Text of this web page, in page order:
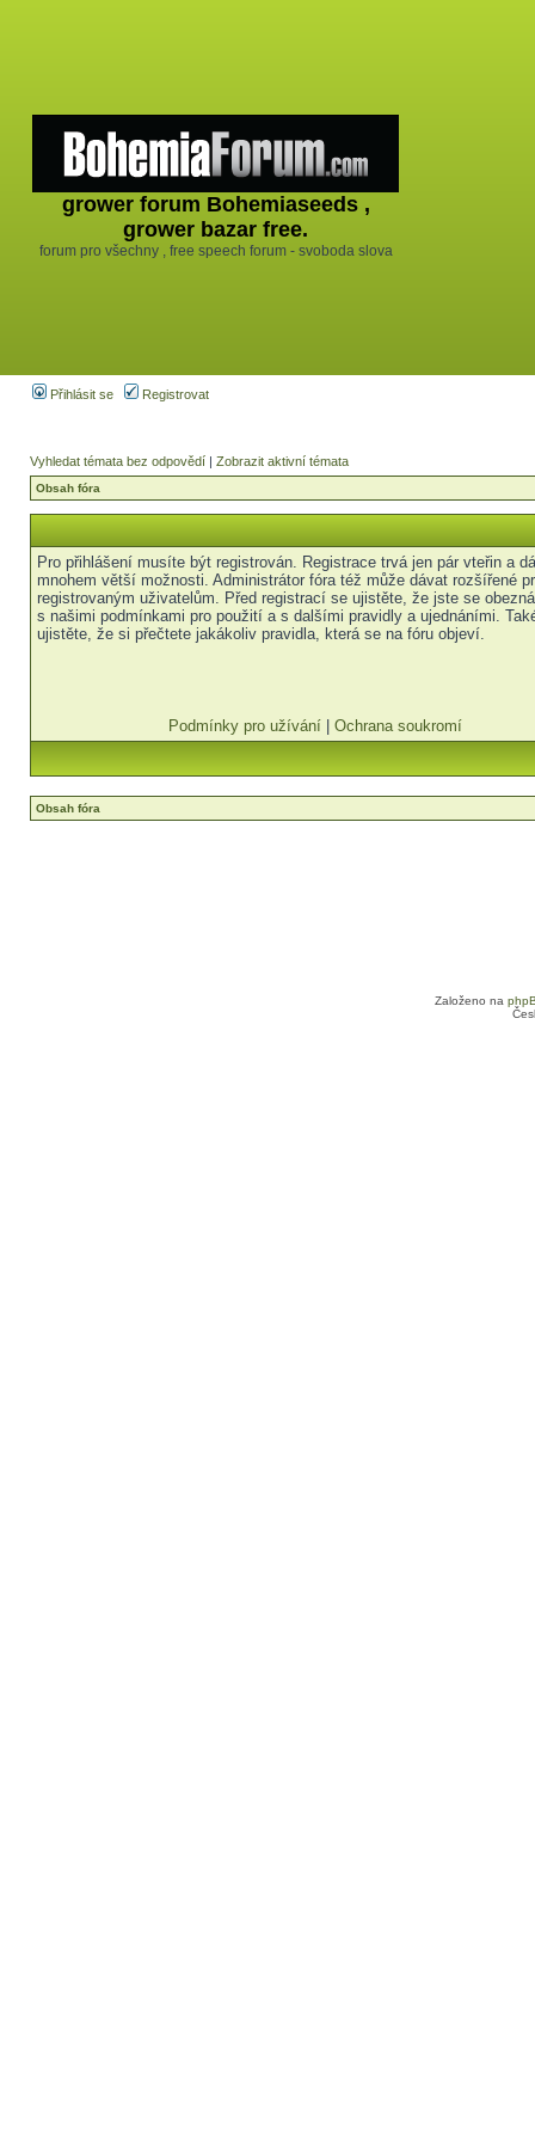
grower forum Bohemiaseeds ,
grower bazar free.
forum pro všechny , free speech forum - svoboda slova
Přihlásit se Registrovat
Vyhledat témata bez odpovědí | Zobrazit aktivní témata
Obsah fóra
Pro přihlášení musíte být registrován. Registrace trvá jen pár vteřin a
mnohem větší možnosti. Administrátor fóra též může dávat rozšířené
registrovaným uživatelům. Před registrací se ujistěte, že jste se
s našimi podmínkami pro použití a s dalšími pravidly a ujednáními.
ujistěte, že si přečtete jakákoliv pravidla, která se na fóru objeví.
Podmínky pro užívání Ochrana soukromí
Obsah fóra
Založeno na